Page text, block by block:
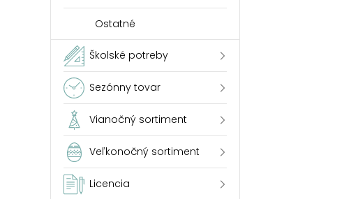
Ostatné
Školské potreby
Sezónny tovar
Vianočný sortiment
Veľkonočný sortiment
Licencia